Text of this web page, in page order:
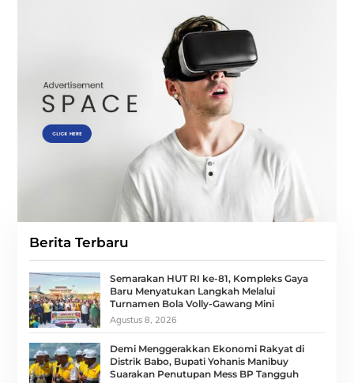
Berita Terbaru
Semarakan HUT RI ke-81, Kompleks Gaya
Baru Menyatukan Langkah Melalui
Turnamen Bola Volly-Gawang Mini
Agustus 8, 2026
Demi Menggerakkan Ekonomi Rakyat di
Distrik Babo, Bupati Yohanis Manibuy
Suarakan Penutupan Mess BP Tangguh